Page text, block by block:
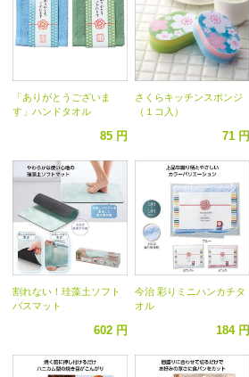
「ありがとうございま
す」ハンドタオル
85 円
さくらキッチンスポンジ
（１コ入）
71 円
割れない！珪藻土ソフト
バスマット
602 円
今治 彩りミニハンカチタ
オル
184 円